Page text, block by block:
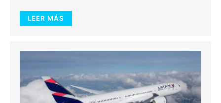
LEER MÁS